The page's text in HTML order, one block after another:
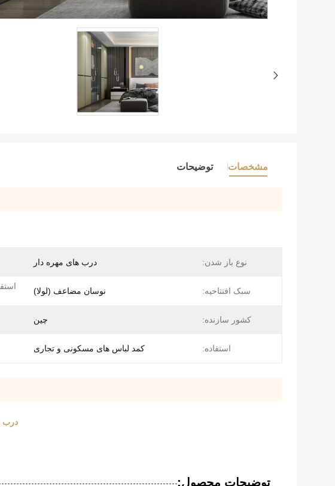
مشخصات توضیحات
نوع باز شدن: درب های مهره دار
سبک افتتاحیه: نوسان مضاعف (لولا)
کشور سازنده: چین
استفاده: کمد لباس های مسکونی و تجاری
درب
توضیحات محصول: